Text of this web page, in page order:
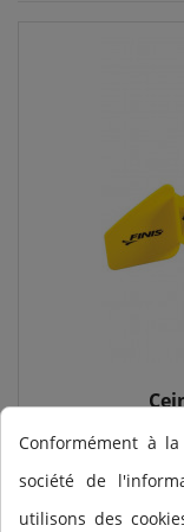
Conformément à
société de
utilisons des